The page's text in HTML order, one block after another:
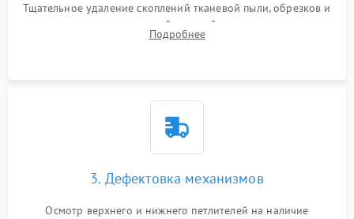
Тщательное удаление скоплений тканевой пыли, обрезков и
очесов из зоны петлителей и ножей с помощью жестких
кистей, пинцета и потока сжатого воздуха.
Подробнее
3. Дефектовка механизмов
Осмотр верхнего и нижнего петлителей на наличие